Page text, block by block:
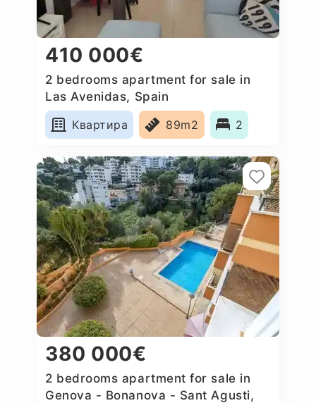
410 000€
2 bedrooms apartment for sale in
Las Avenidas, Spain
Квартира
89m2 2
380 000€
2 bedrooms apartment for sale in
Genova - Bonanova - Sant Agusti,